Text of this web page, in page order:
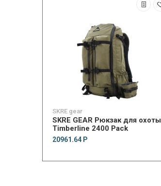
SKRE gear
SKRE GEAR Рюкзак для охоты
Timberline 2400 Pack
20961.64 Р